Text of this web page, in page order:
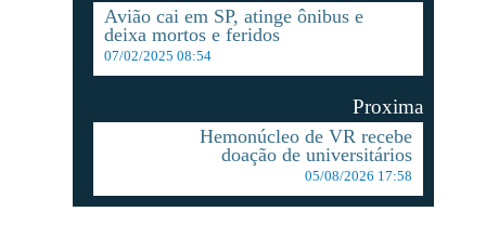
Avião cai em SP, atinge ônibus e
deixa mortos e feridos
07/02/2025 08:54
Proxima
Hemonúcleo de VR recebe
doação de universitários
05/08/2026 17:58